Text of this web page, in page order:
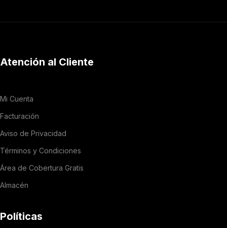
Atención al Cliente
Mi Cuenta
Facturación
Aviso de Privacidad
Términos y Condiciones
Área de Cobertura Gratis
Almacén
Políticas